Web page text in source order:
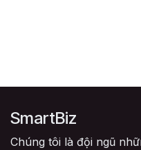
SmartBiz
Chúng tôi là đội ngũ